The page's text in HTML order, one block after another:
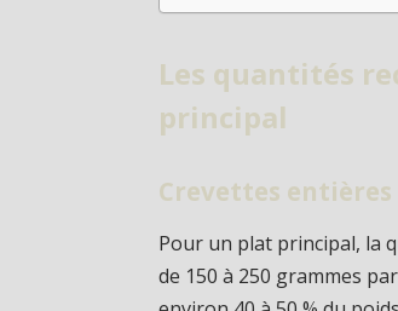
Les quantités
principal
Crevettes
Pour un plat principal, la
de 150 à 250 grammes